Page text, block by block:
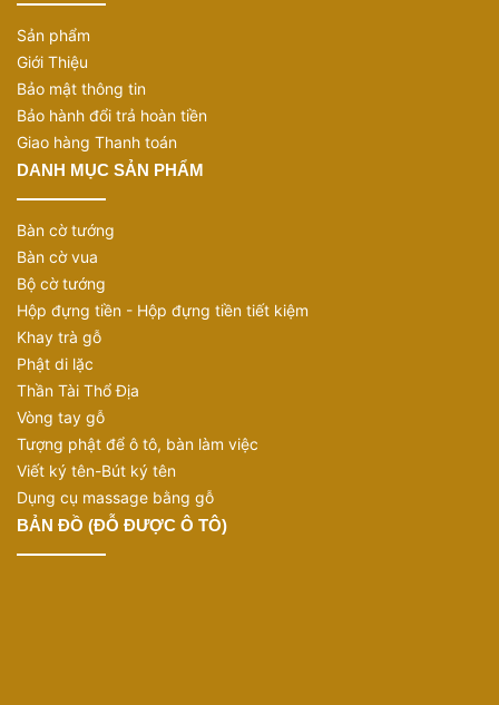
Sản phẩm
Giới Thiệu
Bảo mật thông tin
Bảo hành đổi trả hoàn tiền
Giao hàng Thanh toán
DANH MỤC SẢN PHẨM
Bàn cờ tướng
Bàn cờ vua
Bộ cờ tướng
Hộp đựng tiền - Hộp đựng tiền tiết kiệm
Khay trà gỗ
Phật di lặc
Thần Tài Thổ Địa
Vòng tay gỗ
Tượng phật để ô tô, bàn làm việc
Viết ký tên-Bút ký tên
Dụng cụ massage bằng gỗ
BẢN ĐỒ (ĐỖ ĐƯỢC Ô TÔ)